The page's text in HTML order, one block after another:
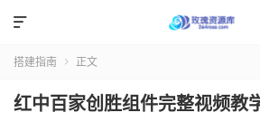

搭建指南  正文
红中百家创胜组件完整视频教